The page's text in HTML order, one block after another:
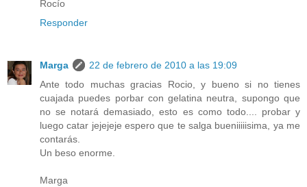
Rocío
Responder
Marga
22 de febrero de 2010 a las 19:09
Ante todo muchas gracias Rocio, y bueno si no tienes
cuajada puedes porbar con gelatina neutra, supongo que
no se notará demasiado, esto es como todo.... probar y
luego catar jejejeje espero que te salga bueniiiiisima, ya me
contarás.
Un beso enorme.
Marga